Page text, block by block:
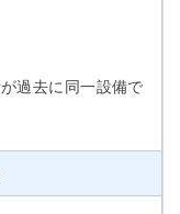
過去に同一設備で